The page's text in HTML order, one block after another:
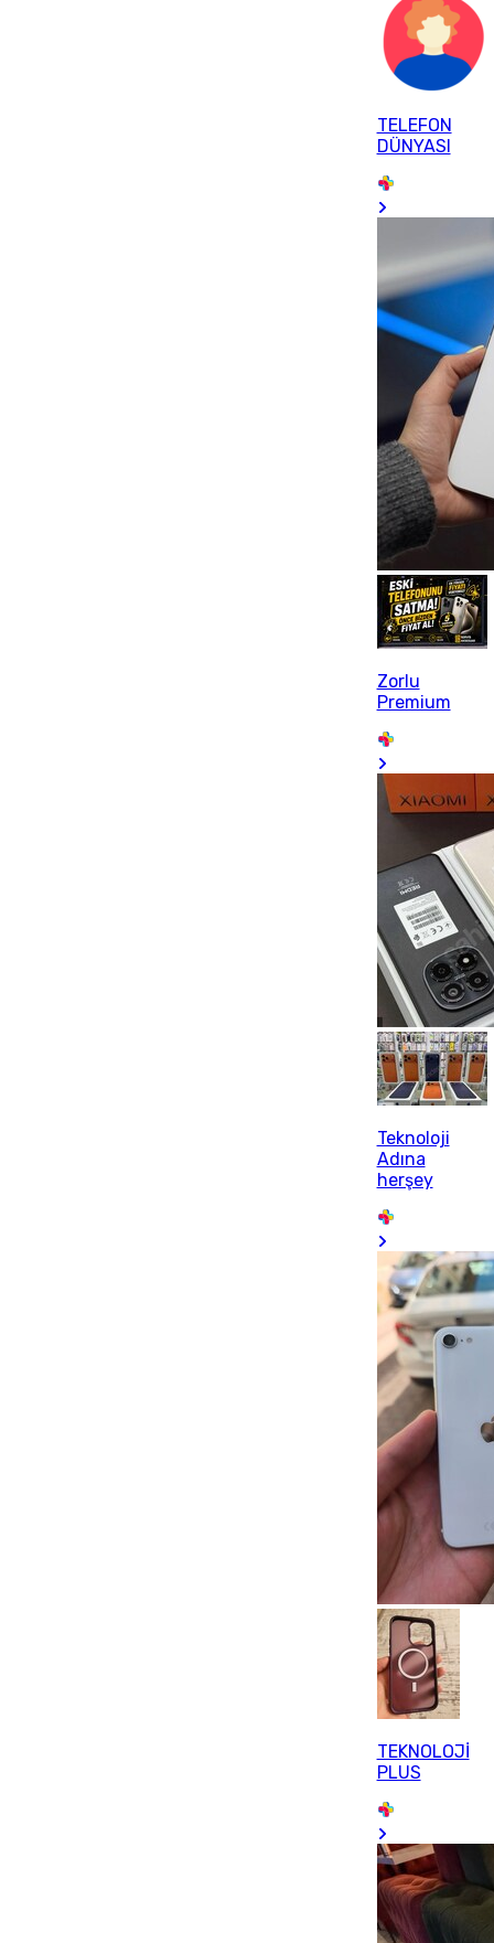
TELEFON
DÜNYASI
Zorlu
Premium
Teknoloji
Adına
herşey
TEKNOLOJİ
PLUS